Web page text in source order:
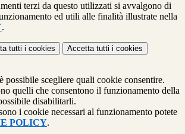
terzi da questo utilizzati si avvalgono di
ed utili alle finalità illustrate nella
.
tutti i cookies Accetta tutti i cookies
possibile scegliere quali cookie consentire.
quelli che consentono il funzionamento della
disabilitarli.
i cookie necessari al funzionamento potete
POLICY.